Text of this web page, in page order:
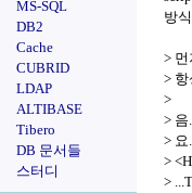
MS-SQL
DB2
Cache
CUBRID
LDAP
ALTIBASE
Tibero
DB 문서들
스터디
방
>
>
>
>
> 요
>
>